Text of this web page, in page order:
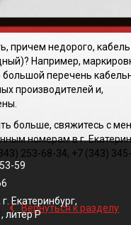
причем недорого,
Например,
перечень
производителей и,
больше, свяжитесь с
номерам в г.
253-68-34, +7 (343)
‹ Вернуться к разделу
59
Екатеринбург,
литер Р